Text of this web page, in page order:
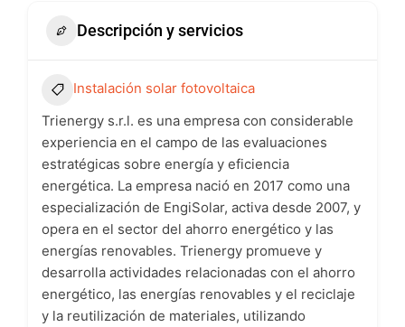
Descripción y servicios
Instalación solar fotovoltaica
Trienergy s.r.l. es una empresa con considerable
experiencia en el campo de las evaluaciones
estratégicas sobre energía y eficiencia
energética. La empresa nació en 2017 como una
especialización de EngiSolar, activa desde 2007, y
opera en el sector del ahorro energético y las
energías renovables. Trienergy promueve y
desarrolla actividades relacionadas con el ahorro
energético, las energías renovables y el reciclaje
y la reutilización de materiales, utilizando